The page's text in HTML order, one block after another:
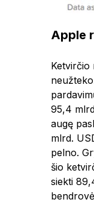
Apple
Ketvirčio
95,4
augę
mlrd.
pelno.
šio
siekti